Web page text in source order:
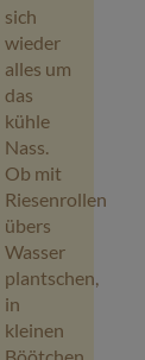
sich
wieder
alles um
das
kühle
Nass.
Ob mit
Riesenrollen
übers
Wasser
plantschen,
in
kleinen